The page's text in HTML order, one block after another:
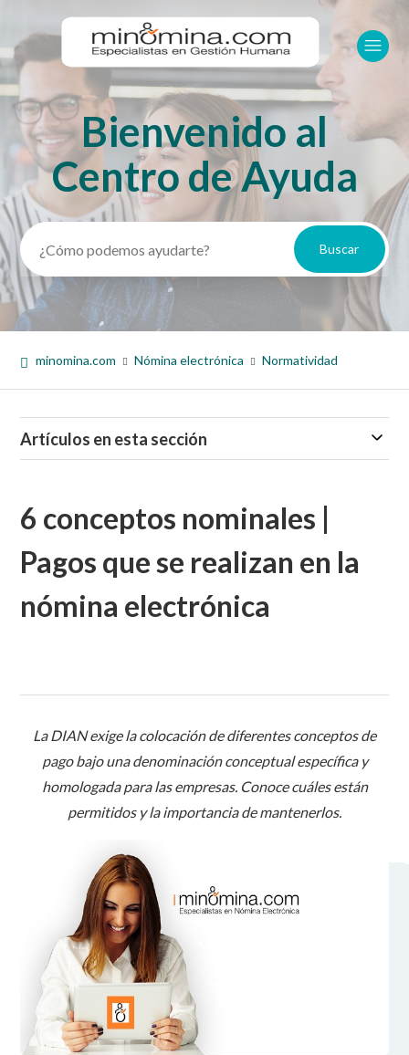
BúsquedaBienvenido al
Centro de Ayuda
minomina.com Nómina electrónica Normatividad
Artículos en esta sección
6 conceptos nominales |
Pagos que se realizan en la
nómina electrónica
La DIAN exige la colocación de diferentes conceptos de
pago bajo una denominación conceptual específica y
homologada para las empresas. Conoce cuáles están
permitidos y la importancia de mantenerlos.